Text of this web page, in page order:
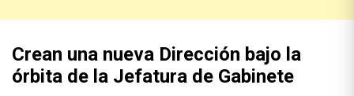
Crean una nueva Dirección bajo la
órbita de la Jefatura de Gabinete